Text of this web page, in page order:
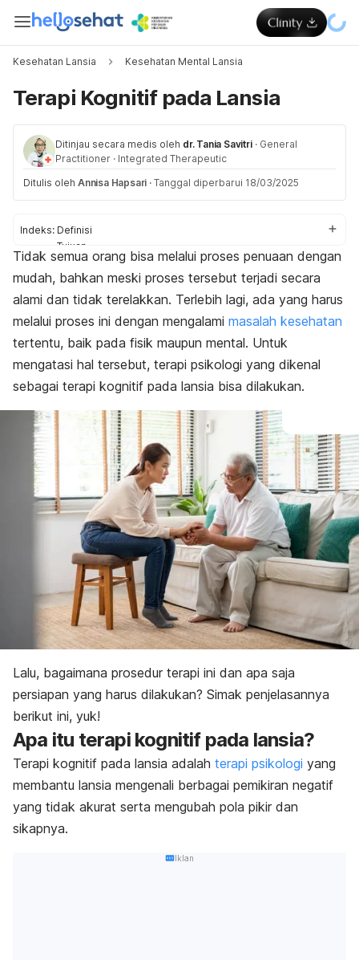
Kesehatan Lansia Kesehatan Mental Lansia
Terapi Kognitif pada Lansia
Ditinjau secara medis oleh dr. Tania Savitri · General
Practitioner · Integrated Therapeutic
Ditulis oleh Annisa Hapsari · Tanggal diperbarui 18/03/2025
Indeks: Definisi
Tujuan
Persiapan
Prosedur
Tidak semua orang bisa melalui proses penuaan dengan
mudah, bahkan meski proses tersebut terjadi secara
alami dan tidak terelakkan. Terlebih lagi, ada yang harus
melalui proses ini dengan mengalami masalah kesehatan
tertentu, baik pada fisik maupun mental. Untuk
mengatasi hal tersebut, terapi psikologi yang dikenal
sebagai terapi kognitif pada lansia bisa dilakukan.
Lalu, bagaimana prosedur terapi ini dan apa saja
persiapan yang harus dilakukan? Simak penjelasannya
berikut ini, yuk!
Apa itu terapi kognitif pada lansia?
Terapi kognitif pada lansia adalah terapi psikologi yang
membantu lansia mengenali berbagai pemikiran negatif
yang tidak akurat serta mengubah pola pikir dan
sikapnya.
Iklan